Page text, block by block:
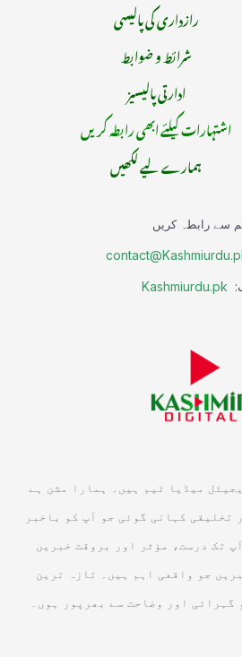
رازداری کی پالیسی
شرائط و ضوابط
ادارتی پالیسیز
اشتہارات کیلئے ابھی رابطہ کریں
ہمارے لیے لکھیں
ہم سے رابطہ کریں
Kashmiurdu.pk
میڈیا ٹیم ہیں۔ ہمارا مشن ہے
تخلیقی کہانی گوئی جو آپ کو باخبر
تک درست، مؤثر اور بروقت خبریں
جو واقعی اہم ہیں۔ تازہ ترین
گہرائی اور وضاحت سے بھرپور ہوں۔